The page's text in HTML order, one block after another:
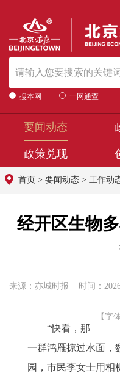
搜本网 一网通查
要闻动态
政策兑现
首页 > 要闻动态 > 工作动
经开区生物
来源：亦城时报 时间：
【字
“快看，那
一群鸿雁掠过水面，
园，市民李女士用相